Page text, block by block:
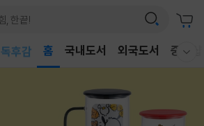
독후감
어린이
홈 국내도서 외국도서 중고샵